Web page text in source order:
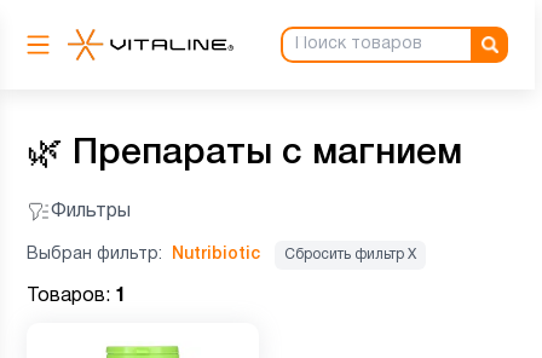
🌿 Препараты с магнием
Фильтры
Выбран фильтр: Nutribiotic Сбросить фильтр Х
Товаров: 1